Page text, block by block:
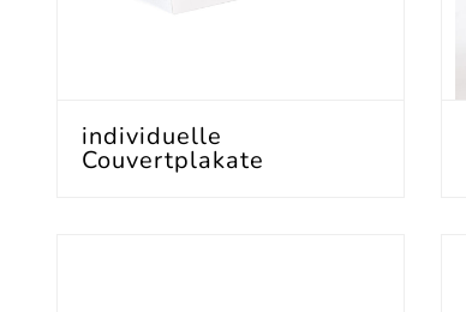
individuelle
Couvertplakate